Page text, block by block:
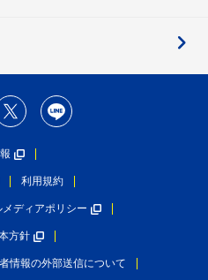
利用規約
ディアポリシー
方針
情報の外部送信について